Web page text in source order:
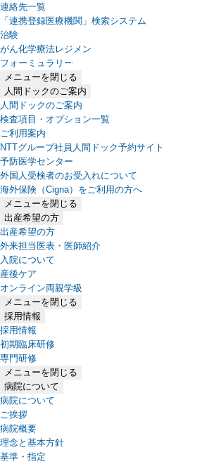
連絡先一覧
「連携登録医療機関」検索システム
（新しいタブで開きます）
治験
がん化学療法レジメン
フォーミュラリー
（PDFファイル、新しいタブで開きます）
メニューを閉じる
人間ドックのご案内
人間ドックのご案内
検査項目・オプション一覧
ご利用案内
NTTグループ社員人間ドック予約サイト
予防医学センター
外国人受検者のお受入れについて
海外保険（Cigna）をご利用の方へ
メニューを閉じる
出産希望の方
出産希望の方
外来担当医表・医師紹介
入院について
産後ケア
オンライン両親学級
メニューを閉じる
採用情報
採用情報
初期臨床研修
専門研修
メニューを閉じる
病院について
病院について
ご挨拶
病院概要
理念と基本方針
基準・指定